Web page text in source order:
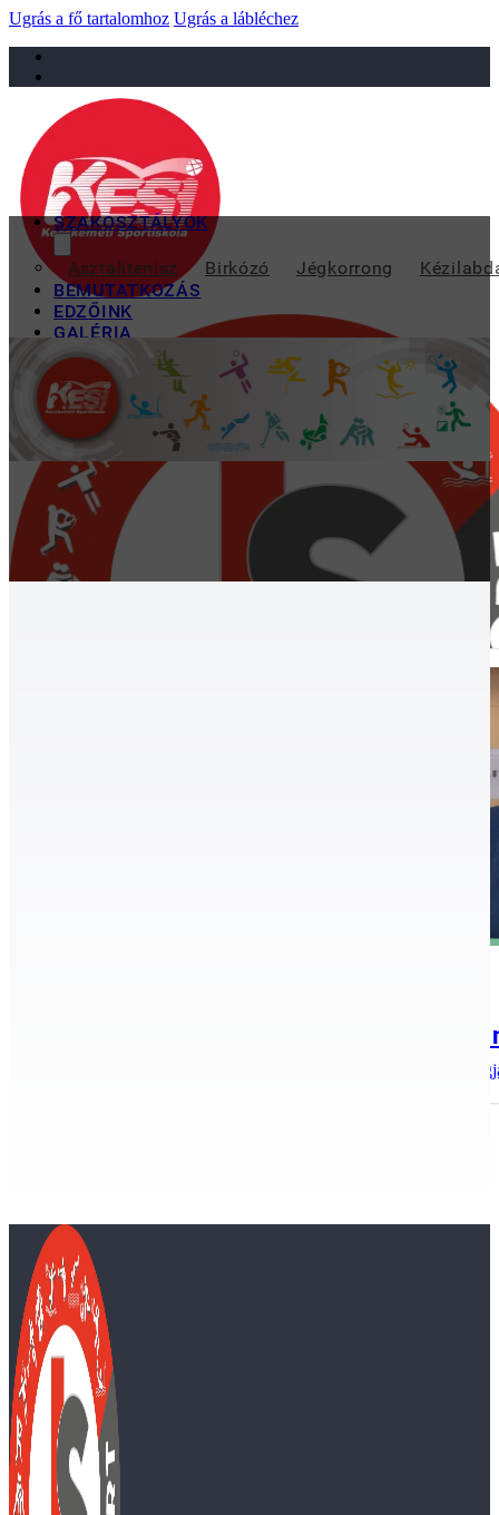
Ugrás a fő tartalomhoz Ugrás a lábléchez
sportiskola@juniorsportkft.hu
SZAKOSZTÁLYOK
Asztalitenisz Birkózó Jégkorrong
BEMUTATKOZÁS
EDZŐINK
GALÉRIA
TAO
KAPCSOLAT
A Kecskeméti Televízió Kiemelő
A Kormány döntése értelmében, a COVID-19 okozta